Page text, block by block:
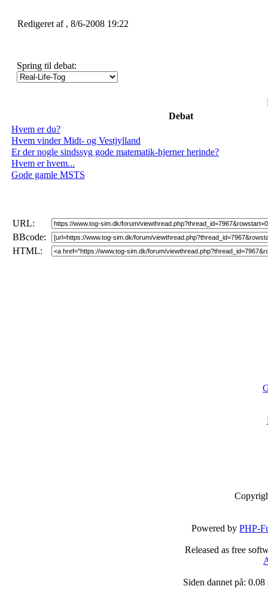
Redigeret af , 8/6-2008 19:22
Spring til debat:
Debat
Hvem er du?
Hvem vinder Midt- og Vestjylland
Er der nogle sindssyg gode matematik-hjerner herinde?
Hvem er hvem...
Gode gamle MSTS
URL:
BBcode:
HTML:
Powered byPHP-
Released as free
Siden dannet på: